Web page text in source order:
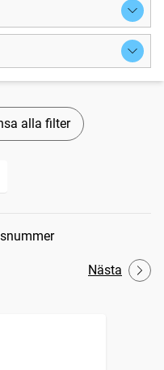
alla filter
Nästa